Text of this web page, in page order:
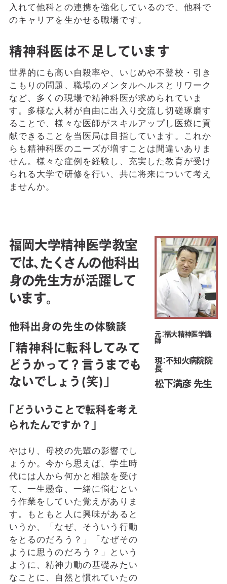
入れて他科との連携を強化しているので、他科で
のキャリアを生かせる職場です。
精神科医は不足しています
世界的にも高い自殺率や、いじめや不登校・引き
こもりの問題、職場のメンタルヘルスとリワーク
など、多くの現場で精神科医が求められていま
す。多様な人材が自由に出入り交流し切磋琢磨す
ることで、様々な医師がスキルアップし医療に貢
献できることを当医局は目指しています。これか
らも精神科医のニーズが増すことは間違いありま
せん。様々な症例を経験し、充実した教育が受け
られる大学で研修を行い、共に将来について考え
ませんか。
福岡大学精神医学教室
では、たくさんの他科出
身の先生方が活躍して
います。
他科出身の先生の体験談
「精神科に転科してみて
どうかって？言うまでも
ないでしょう(笑)」
「どういうことで転科を考え
られたんですか？」
やはり、母校の先輩の影響でし
ょうか。今から思えば、学生時
代には人から何かと相談を受け
て、一生懸命、一緒に悩むとい
う作業をしていた覚えがありま
す。もともと人に興味があると
いうか、「なぜ、そういう行動
をとるのだろう？」「なぜその
ように思うのだろう？」という
ように、精神力動の基礎みたい
なことに、自然と慣れていたの
元：福大精神医学講
師
現：不知火病院院
長
松下満彦 先生